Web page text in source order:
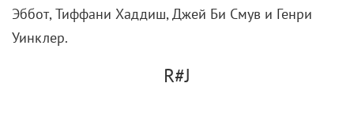
Эббот, Тиффани Хаддиш, Джей Би Смув и Генри
Уинклер.
R#J